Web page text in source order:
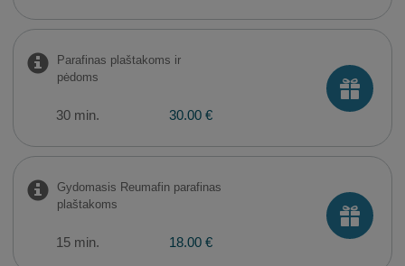
Parafinas plaštakoms ir
pėdoms
30 min. 30.00 €
Gydomasis Reumafin parafinas
plaštakoms
15 min. 18.00 €